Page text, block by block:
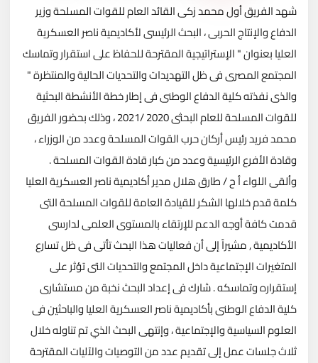
شهد الفريق أول محمد زكى القائد العام للقوات المسلحة وزير
الدفاع والإنتاج الحربى ، البحث الرئيسى لأكاديمية ناصر العسكرية
العليا بعنوان " الإستراتيجية المقترحة للحفاظ على استقرار وتماسك
المجتمع المصرى فى ظل التهديدات والتحديات الحالية والمنتظرة "
والذى نفذته كلية الدفاع الوطنى فى إطار خطة الأنشطة البحثية
للقوات المسلحة للعام البحثى 2020 /2021 ، وذلك بحضور الفريق
محمد فريد رئيس أركان حرب القوات المسلحة وعدد من الوزراء ،
وقادة الأفرع الرئيسية وعدد من كبار قادة القوات المسلحة .
وألقى اللواء أ ح / طارق هلال مدير أكاديمية ناصر العسكرية العليا
كلمة قدم خلالها الشكر للقيادة العامة للقوات المسلحة التى
قدمت كافة أوجه الدعم للإرتقاء بالمستوى العلمى لدارسى
الأكاديمية , مشيراً إلى أن فعاليات هذا البحث تأتى فى ظل تسارع
المتغيرات الإجتماعية داخل المجتمع والتحديات التى تؤثر على
إستقراره وتماسكه . شارك فى إعداد البحث نخبة من مستشارى
كلية الدفاع الوطنى بأكاديمية ناصر العسكرية العليا والباحثين فى
العلوم السياسية والإجتماعية ، وإنتهى البحث الذي تم تناوله خلال
ثلاث جلسات عمل إلى تقديم عدد من التوصيات والآليات المقترحة